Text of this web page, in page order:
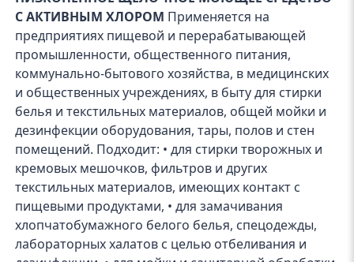
С АКТИВНЫМ ХЛОРОМ Применяется на
предприятиях пищевой и перерабатывающей
промышленности, общественного питания,
коммунально-бытового хозяйства, в медицинских
и общественных учреждениях, в быту для стирки
белья и текстильных материалов, общей мойки и
дезинфекции оборудования, тары, полов и стен
помещений. Подходит: • для стирки творожных и
кремовых мешочков, фильтров и других
текстильных материалов, имеющих контакт с
пищевыми продуктами, • для замачивания
хлопчатобумажного белого белья, спецодежды,
лабораторных халатов с целью отбеливания и